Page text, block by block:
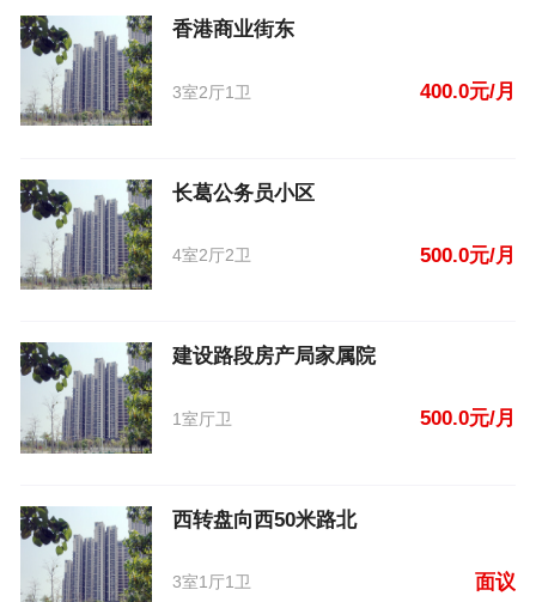
香港商业街东
3室2厅1卫 400.0元/月
长葛公务员小区
4室2厅2卫 500.0元/月
建设路段房产局家属院
1室厅卫 500.0元/月
西转盘向西50米路北
3室1厅1卫 面议